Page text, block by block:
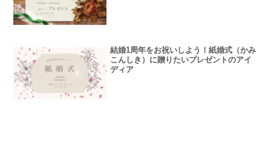
結婚1周年をお祝いしよう！紙婚式（かみ
こんしき）に贈りたいプレゼントのアイ
ディア